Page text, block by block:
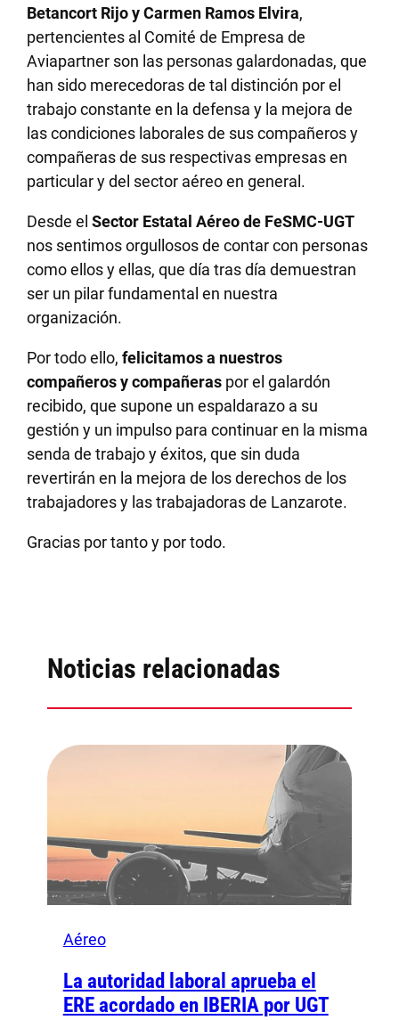
Betancort Rijo y Carmen Ramos Elvira,
pertencientes al Comité de Empresa de
Aviapartner son las personas galardonadas, que
han sido merecedoras de tal distinción por el
trabajo constante en la defensa y la mejora de
las condiciones laborales de sus compañeros y
compañeras de sus respectivas empresas en
particular y del sector aéreo en general.
Desde elSector Estatal Aéreo de FeSMC-UGT
nos sentimos orgullosos de contar con personas
como ellos y ellas, que día tras día demuestran
ser un pilar fundamental en nuestra
organización.
Por todo ello,felicitamos a nuestros
compañeros y compañeras por el galardón
recibido, que supone un espaldarazo a su
gestión y un impulso para continuar en la misma
senda de trabajo y éxitos, que sin duda
revertirán en la mejora de los derechos de los
trabajadores y las trabajadoras de Lanzarote.
Gracias por tanto y por todo.
Noticias relacionadas
Aéreo
La autoridad laboral aprueba el
ERE acordado en IBERIA por UGT